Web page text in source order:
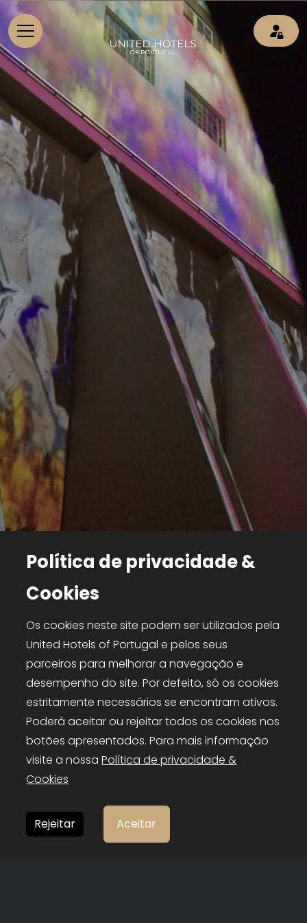
SOBRE NÓS
PORTEFÓLIO
PROMOÇÃO
PARA HOTELEIROS
PARA PROFISSIONAIS DO TRADE
Política de privacidade & Cookies
Política de privacidade &
Cookies
Os cookies neste site podem ser utilizados pela
United Hotels of Portugal e pelos seus
parceiros para melhorar a navegação e
desempenho do site. Por defeito, só os cookies
estritamente necessários se encontram ativos.
Poderá aceitar ou rejeitar todos os cookies nos
botões apresentados. Para mais informação
visite a nossaPolítica de privacidade &
Cookies
Rejeitar Aceitar
SIGA-NOS
United Hotels of Portugal © 2026
❤bild.pt